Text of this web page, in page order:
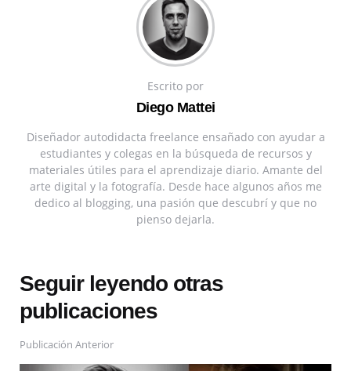
Escrito por
Diego Mattei
Diseñador autodidacta freelance ensañado con ayudar a
estudiantes y colegas en la búsqueda de recursos y
materiales útiles para el aprendizaje diario. Amante del
arte digital y la fotografía. Desde hace algunos años me
dedico al blogging, una pasión que descubrí y que no
pienso dejarla.
Seguir leyendo otras
publicaciones
Publicación Anterior